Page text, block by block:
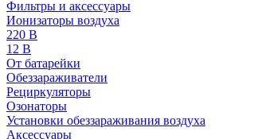
Фильтры и аксессуары
Ионизаторы воздуха
220 В
12 В
От батарейки
Обеззараживатели
Рециркуляторы
Озонаторы
Установки обеззараживания воздуха
Аксессуары